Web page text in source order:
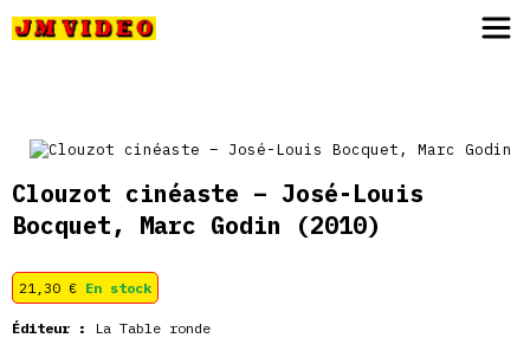
Clouzot cinéaste – José-Louis
Bocquet, Marc Godin
(2010)
21,30 € En stock
Éditeur : La Table ronde